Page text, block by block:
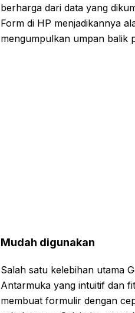
berharga dari data yang
Form di HP menjadikannya
mengumpulkan umpan balik
Mudah digunakan
Salah satu kelebihan utama
Antarmuka yang intuitif dan
membuat formulir dengan